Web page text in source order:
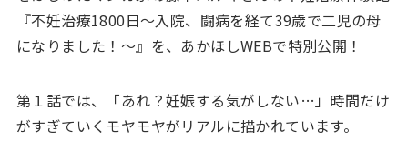
『不妊治療1800日～入院、闘病を経て39歳で二児の母
になりました！～』を、あかほしWEBで特別公開！
第１話では、「あれ？妊娠する気がしない…」時間だけ
がすぎていくモヤモヤがリアルに描かれています。